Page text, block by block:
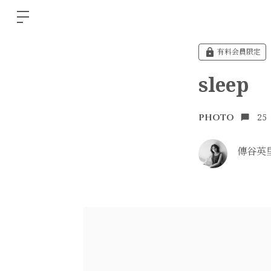
有料会員限定
sleep
PHOTO 25
傳谷英